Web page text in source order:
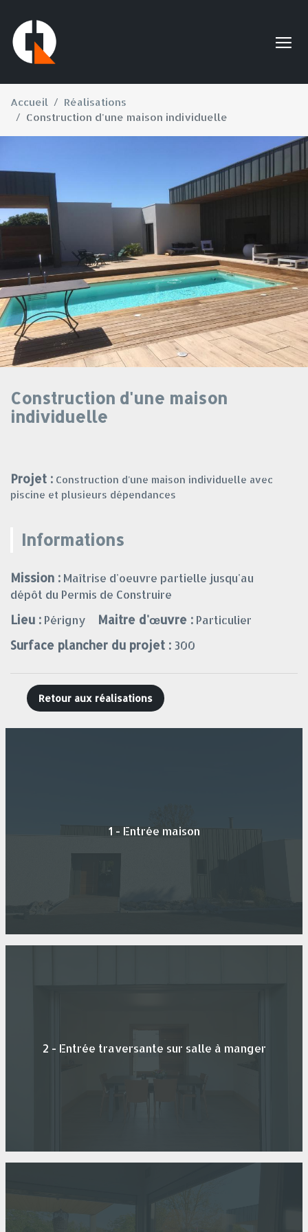
Accueil
Réalisations
Construction d'une maison individuelle
Construction d'une maison
individuelle
Projet : Construction d'une maison individuelle avec
piscine et plusieurs dépendances
Informations
Mission : Maîtrise d'oeuvre partielle jusqu'au
dépôt du Permis de Construire
Lieu : Périgny Maitre d'œuvre :Particulier
Surface plancher du projet : 300
Retour aux réalisations
1 - Entrée maison
2 - Entrée traversante sur salle à manger